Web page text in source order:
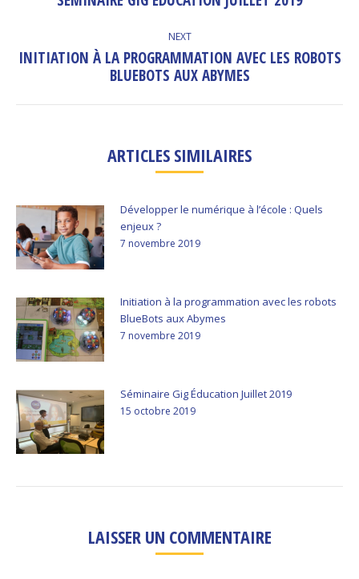
NEXT
Next
post:
INITIATION À LA PROGRAMMATION AVEC LES ROBOTS
BLUEBOTS AUX ABYMES
ARTICLES SIMILAIRES
Développer le numérique à l’école : Quels
enjeux ?
7 novembre 2019
Initiation à la programmation avec les robots
BlueBots aux Abymes
7 novembre 2019
Séminaire Gig Éducation Juillet 2019
15 octobre 2019
LAISSER UN COMMENTAIRE